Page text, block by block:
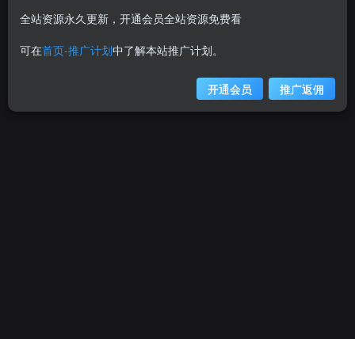
请使用edge、谷歌、苹果等Chrome内核浏览器浏览本站
遇到支付问题请联系网页底部邮箱或者微信支付留言
全站资源永久更新，开通会员全站资源免费看
可在首页-推广计划中了解本站推广计划。
开通会员 推广返佣